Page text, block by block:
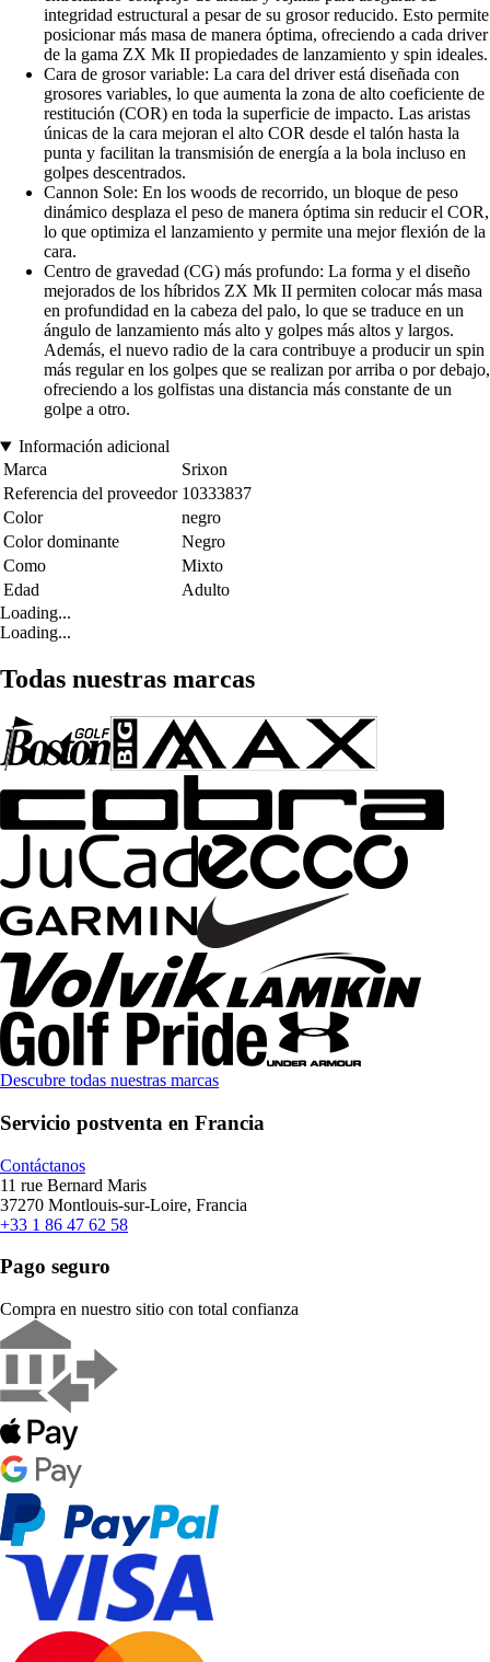
integridad estructural a pesar de su grosor reducido. Esto permite
posicionar más masa de manera óptima, ofreciendo a cada driver
de la gama ZX Mk II propiedades de lanzamiento y spin ideales.
Cara de grosor variable: La cara del driver está diseñada con
grosores variables, lo que aumenta la zona de alto coeficiente de
restitución (COR) en toda la superficie de impacto. Las aristas
únicas de la cara mejoran el alto COR desde el talón hasta la
punta y facilitan la transmisión de energía a la bola incluso en
golpes descentrados.
Cannon Sole: En los woods de recorrido, un bloque de peso
dinámico desplaza el peso de manera óptima sin reducir el COR,
lo que optimiza el lanzamiento y permite una mejor flexión de la
cara.
Centro de gravedad (CG) más profundo: La forma y el diseño
mejorados de los híbridos ZX Mk II permiten colocar más masa
en profundidad en la cabeza del palo, lo que se traduce en un
ángulo de lanzamiento más alto y golpes más altos y largos.
Además, el nuevo radio de la cara contribuye a producir un spin
más regular en los golpes que se realizan por arriba o por debajo,
ofreciendo a los golfistas una distancia más constante de un
golpe a otro.
Información adicional
Marca
Srixon
Referencia del proveedor 10333837
Color
negro
Color dominante
Negro
Como
Mixto
Edad
Adulto
Loading...
Loading...
Todas nuestras marcas
Descubre todas nuestras marcas
Servicio postventa en Francia
Contáctanos
11 rue Bernard Maris
37270 Montlouis-sur-Loire, Francia
+33 1 86 47 62 58
Pago seguro
Compra en nuestro sitio con total confianza